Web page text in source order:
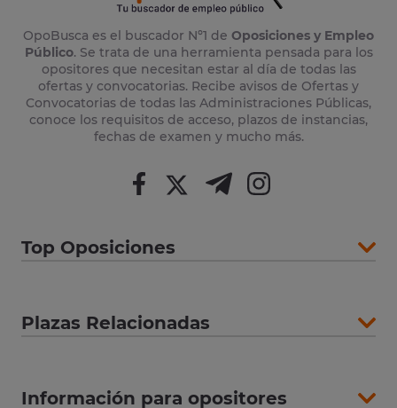
OpoBusca es el buscador Nº1 de Oposiciones y Empleo
Público. Se trata de una herramienta pensada para los
opositores que necesitan estar al día de todas las
ofertas y convocatorias. Recibe avisos de Ofertas y
Convocatorias de todas las Administraciones Públicas,
conoce los requisitos de acceso, plazos de instancias,
fechas de examen y mucho más.
Top Oposiciones
Plazas Relacionadas
Información para opositores